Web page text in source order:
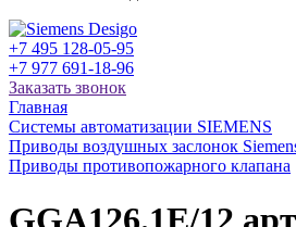
+7 495 128-05-95
+7 977 691-18-96
Заказать звонок
Главная
Системы автоматизации SIEMENS
Приводы воздушных заслонок
Приводы противопожарного клапана